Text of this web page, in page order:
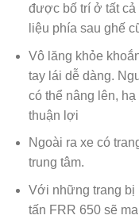
được bố trí ở tất cả
liệu phía sau ghế
Vô lăng khỏe
tay lái dễ dàng.
có thể nâng lên,
thuận lợi
Ngoài ra xe có
trung tâm.
Với những trang bị
tấn FRR 650 sẽ